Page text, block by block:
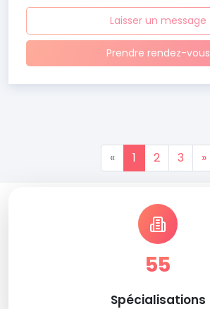
Laisser un message
Prendre rendez-vous
« 1 2 3 »
55
Spécialisations